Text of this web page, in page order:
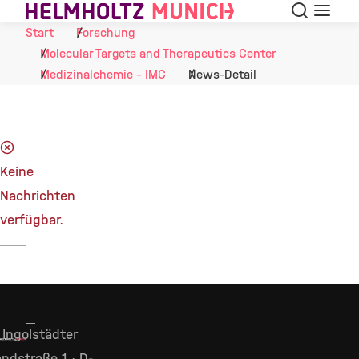
Skip to Content Suche
Start
Forschung
Molecular Targets and Therapeutics Center
Medizinalchemie - IMC
News-Detail
Keine
Nachrichten
verfügbar.
Ingolstädter